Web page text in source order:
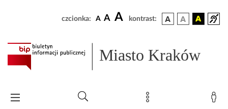
czcionka: A A A kontrast:
Miasto Kraków